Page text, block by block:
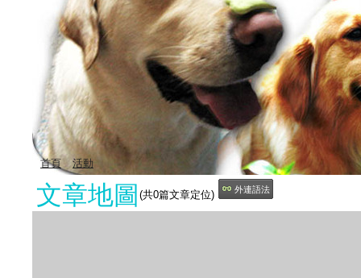
首頁 活動
文章地圖 (共0篇文章定位) 外連語法